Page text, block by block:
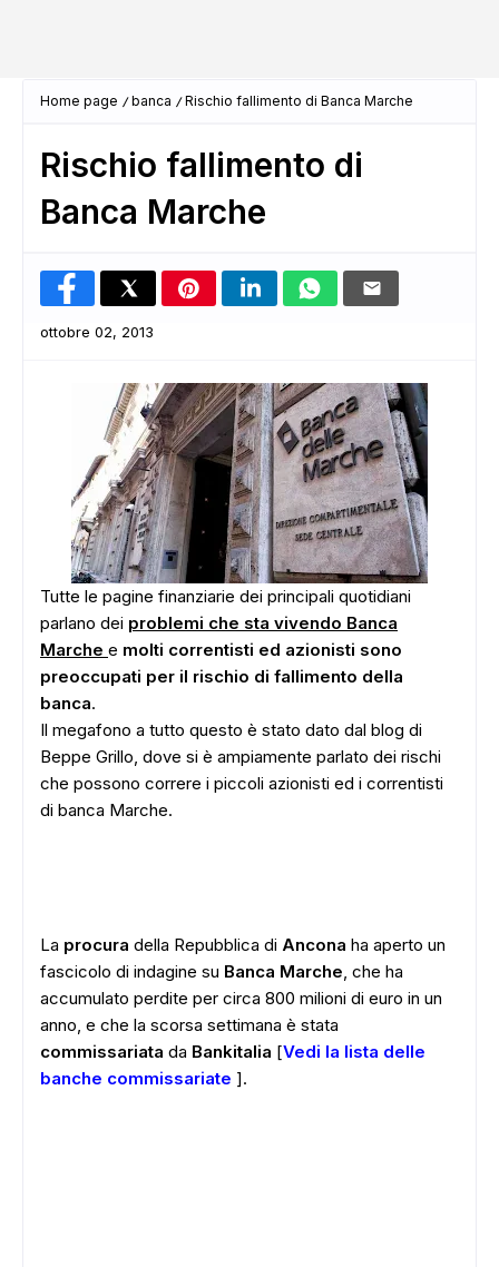
Home page banca Rischio fallimento di Banca Marche
Rischio fallimento di
Banca Marche
ottobre 02, 2013
Tutte le pagine finanziarie dei principali quotidiani
parlano dei problemi che sta vivendo Banca
Marche e molti correntisti ed azionisti sono
preoccupati per il rischio di fallimento della
banca.
Il megafono a tutto questo è stato dato dal blog di
Beppe Grillo, dove si è ampiamente parlato dei rischi
che possono correre i piccoli azionisti ed i correntisti
di banca Marche.
La procura della Repubblica di Ancona ha aperto un
fascicolo di indagine su Banca Marche, che ha
accumulato perdite per circa 800 milioni di euro in un
anno, e che la scorsa settimana è stata
commissariata da Bankitalia [Vedi la lista delle
banche commissariate ].